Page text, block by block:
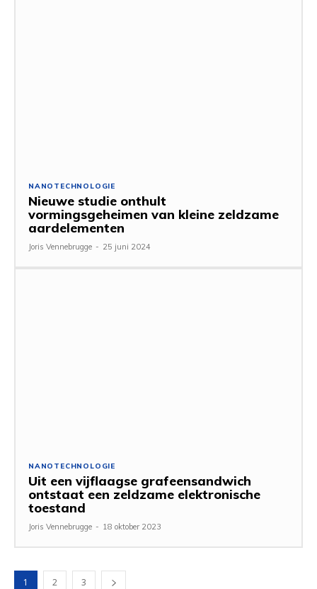
NANOTECHNOLOGIE
Nieuwe studie onthult
vormingsgeheimen van kleine zeldzame
aardelementen
Joris Vennebrugge - 25 juni 2024
NANOTECHNOLOGIE
Uit een vijflaagse grafeensandwich
ontstaat een zeldzame elektronische
toestand
Joris Vennebrugge - 18 oktober 2023
1 2 3